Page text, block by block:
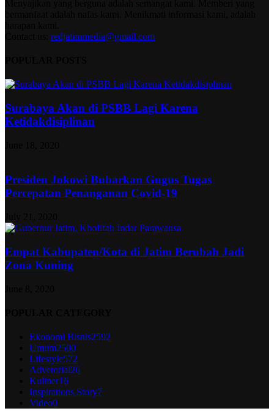
redjatimmedia@gmail.com
Surabaya Akan di PSBB Lagi Karena
Ketidakdisiplinan
Presiden Jokowi Bubarkan Gugus Tugas
Percepatan Penanganan Covid-19
Empat Kabupaten/Kota di Jatim Berubah Jadi
Zona Kuning
Ekonomi Bisnis2592
Umum2500
Lifestyle572
Advetorial26
Kuliner16
Inspirations Story7
Video0